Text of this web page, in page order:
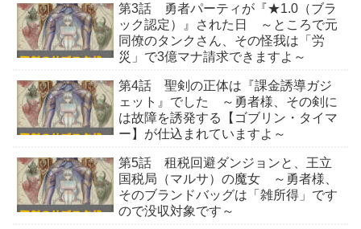
第3話 勇者パーティが『★1.0（ブラ
ック認定）』された日 ～ところで元
同僚のタンクさん、その怪我は「労
災」で3億マナ請求できますよ～
第4話 聖剣の正体は『課金誘導ガジ
ェット』でした ～勇者様、その剣に
は故障を誘発する【ゴブリン・タイマ
ー】が仕込まれていますよ～
第5話 租税回避ダンジョンと、王立
国税局（マルサ）の魔女 ～勇者様、
そのブランドバッグは「雑所得」です
ので没収対象です～